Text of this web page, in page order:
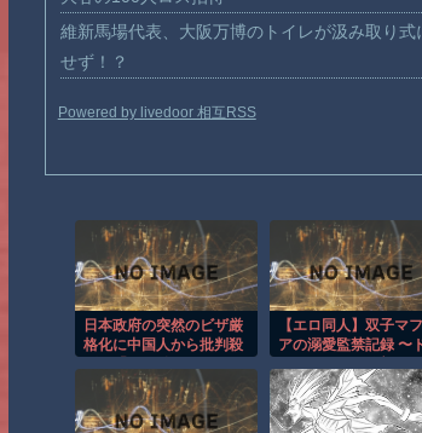
維新馬場代表、大阪万博のトイレが汲み取り式
せず！？
Powered by livedoor 相互RSS
日本政府の突然のビザ厳
格化に中国人から批判殺
「あきれてモノ言えな
い」
【エロ同人】双子マ
アの溺愛監禁記録 〜
ルの二穴責め調教〜